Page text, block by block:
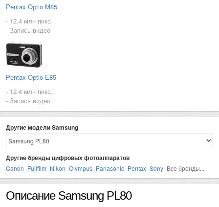
Pentax Optio M85
- 12.4 млн пикс.
- Запись видео
Pentax Optio E85
- 12.4 млн пикс.
- Запись видео
Другие модели Samsung
Другие бренды цифровых фотоаппаратов
Canon Fujifilm Nikon Olympus Panasonic Pentax Sony Все бренды...
Описание Samsung PL80